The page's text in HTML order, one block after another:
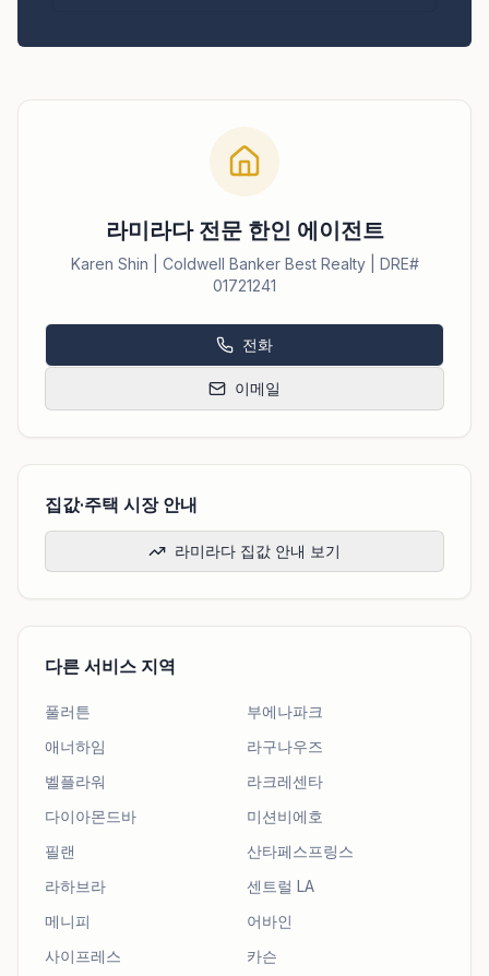
라미라다 전문 한인 에이전트
Karen Shin | Coldwell Banker Best Realty | DRE#
01721241
전화
이메일
집값·주택 시장 안내
라미라다 집값 안내 보기
다른 서비스 지역
풀러튼
부에나파크
애너하임
라구나우즈
벨플라워
라크레센타
다이아몬드바
미션비에호
필랜
산타페스프링스
라하브라
센트럴 LA
메니피
어바인
사이프레스
카슨